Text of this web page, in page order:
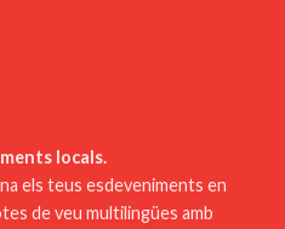
locals.
els teus esdeveniments en
de veu multilingües amb